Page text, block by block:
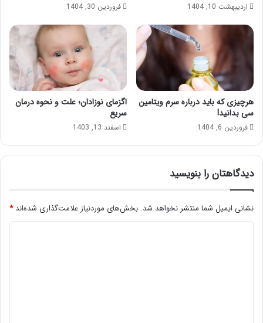
اردیبهشت 10, 1404 فروردین 30, 1404
هرچیزی که باید درباره سرم ویتامین
سی بدانید!
فروردین 6, 1404
اگزمای نوزادان؛ علت و نحوه درمان
سریع
اسفند 13, 1403
دیدگاهتان را بنویسید
نشانی ایمیل شما منتشر نخواهد شد. بخش‌های موردنیاز علامت‌گذاری شده‌اند*